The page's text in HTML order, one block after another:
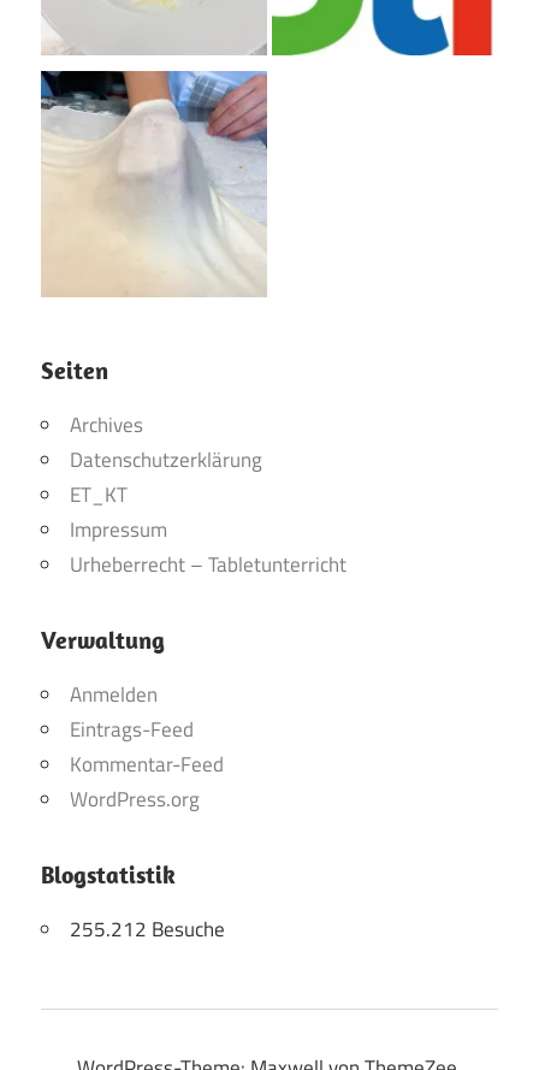
Seiten
Archives
Datenschutzerklärung
ET_KT
Impressum
Urheberrecht – Tabletunterricht
Verwaltung
Anmelden
Eintrags-Feed
Kommentar-Feed
WordPress.org
Blogstatistik
255.212 Besuche